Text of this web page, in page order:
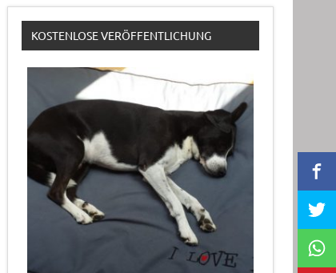
KOSTENLOSE VERÖFFENTLICHUNG